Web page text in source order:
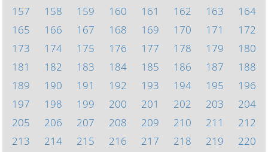
157
158 159 160 161 162 163
164
165
166 167 168 169 170 171
172
173
174 175 176 177 178 179
180
181
182 183 184 185 186 187
188
189
190 191 192 193 194 195
196
197
198 199 200 201 202 203
204
205
206 207 208 209 210 211
212
213
214 215 216 217 218 219
220